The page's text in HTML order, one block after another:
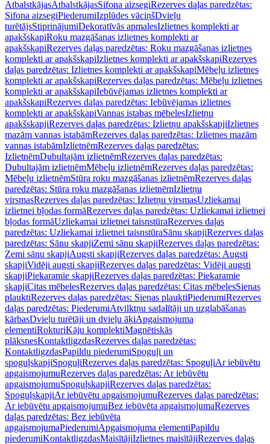
AtbalstkājasAtbalstkājasSifona aizsegiRezerves daļas paredzētas:
Sifona aizsegiPiederumiIzplūdes vāciņšDvieļu
turētājsStiprinājumiDekoratīvās apmalesIzlietnes komplekti ar
apakšskapiRoku mazgāšanas izlietnes komplekti ar
apakšskapiRezerves daļas paredzētas: Roku mazgāšanas izlietnes
komplekti ar apakšskapiIzlietnes komplekti ar apakšskapiRezerves
daļas paredzētas: Izlietnes komplekti ar apakšskapiMēbeļu izlietnes
komplekti ar apakšskapiRezerves daļas paredzētas: Mēbeļu izlietnes
komplekti ar apakšskapiIebūvējamas izlietnes komplekti ar
apakšskapiRezerves daļas paredzētas: Iebūvējamas izlietnes
komplekti ar apakšskapiVannas istabas mēbelesIzlietņu
apakšskapjiRezerves daļas paredzētas: Izlietņu apakšskapjiIzlietnes
mazām vannas istabāmRezerves daļas paredzētas: Izlietnes mazām
vannas istabāmIzlietnēmRezerves daļas paredzētas:
IzlietnēmDubultajām izlietnēmRezerves daļas paredzētas:
Dubultajām izlietnēmMēbeļu izlietnēmRezerves daļas paredzētas:
Mēbeļu izlietnēmStūra roku mazgāšanas izlietnēmRezerves daļas
paredzētas: Stūra roku mazgāšanas izlietnēmIzlietņu
virsmasRezerves daļas paredzētas: Izlietņu virsmasUzliekamai
izlietnei bļodas formāRezerves daļas paredzētas: Uzliekamai izlietnei
bļodas formāUzliekamai izlietnei taisnstūraRezerves daļas
paredzētas: Uzliekamai izlietnei taisnstūraSānu skapjiRezerves daļas
paredzētas: Sānu skapjiZemi sānu skapjiRezerves daļas paredzētas:
Zemi sānu skapjiAugsti skapjiRezerves daļas paredzētas: Augsti
skapjiVidēji augsti skapjiRezerves daļas paredzētas: Vidēji augsti
skapjiPiekaramie skapjiRezerves daļas paredzētas: Piekaramie
skapjiCitas mēbelesRezerves daļas paredzētas: Citas mēbelesSienas
plauktiRezerves daļas paredzētas: Sienas plauktiPiederumiRezerves
daļas paredzētas: PiederumiAtvilktņu sadalītāji un uzglabāšanas
kārbasDvieļu turētāji un dvieļu āķiApgaismojuma
elementiRokturiKāju komplektiMagnētiskās
plāksnesKontaktligzdasRezerves daļas paredzētas:
KontaktligzdasPapildu piederumiSpoguļi un
spoguļskapjiSpoguļiRezerves daļas paredzētas: SpoguļiAr iebūvētu
apgaismojumuRezerves daļas paredzētas: Ar iebūvētu
apgaismojumuSpoguļskapjiRezerves daļas paredzētas:
SpoguļskapjiAr iebūvētu apgaismojumuRezerves daļas paredzētas:
Ar iebūvētu apgaismojumuBez iebūvēta apgaismojumaRezerves
daļas paredzētas: Bez iebūvēta
apgaismojumaPiederumiApgaismojuma elementiPapildu
piederumiKontaktligzdasMaisītājiIzlietnes maisītājiRezerves daļas